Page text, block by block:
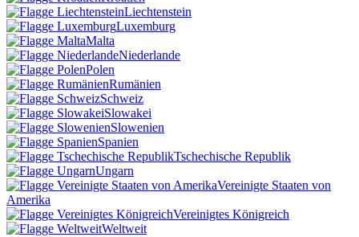
Liechtenstein
Luxemburg
Malta
Niederlande
Polen
Rumänien
Schweiz
Slowakei
Slowenien
Spanien
Tschechische Republik
Ungarn
Vereinigte Staaten von
Amerika
Vereinigtes Königreich
Weltweit